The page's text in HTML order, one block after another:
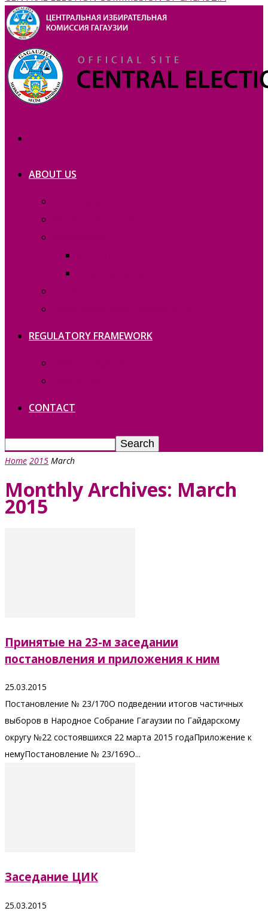
ABOUT US
REGULATORY FRAMEWORK
CONTACT
Home 2015 March
Monthly Archives: March
2015
Принятые на 23-м заседании
постановления и приложения к ним
25.03.2015
Постановление № 23/170О подведении итогов частичных
выборов в Народное Собрание Гагаузии по Гайдарскому
округу №22 состоявшихся 22 марта 2015 годаПриложение к
немуПостановление № 23/169О...
Заседание ЦИК
25.03.2015